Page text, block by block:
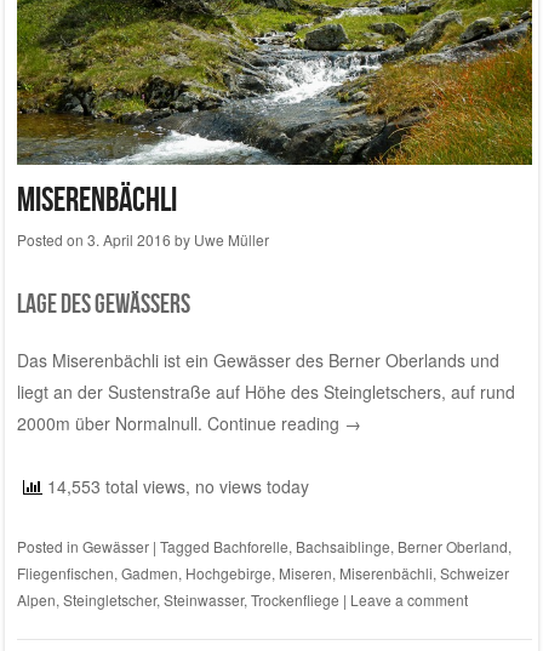
Miserenbächli
Posted on 3. April 2016 by Uwe Müller
Lage des Gewässers
Das Miserenbächli ist ein Gewässer des Berner Oberlands und
liegt an der Sustenstraße auf Höhe des Steingletschers, auf rund
2000m über Normalnull. Continue reading →
14,553 total views, no views today
Posted in Gewässer | Tagged Bachforelle, Bachsaiblinge, Berner Oberland,
Fliegenfischen, Gadmen, Hochgebirge, Miseren, Miserenbächli, Schweizer
Alpen, Steingletscher, Steinwasser, Trockenfliege | Leave a comment